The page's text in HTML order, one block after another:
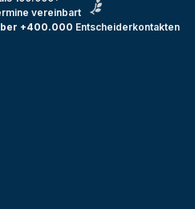
vereinbart
+400.000 Entscheiderkontakten